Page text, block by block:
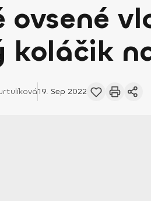
ovsené
koláčik
19. Sep 2022